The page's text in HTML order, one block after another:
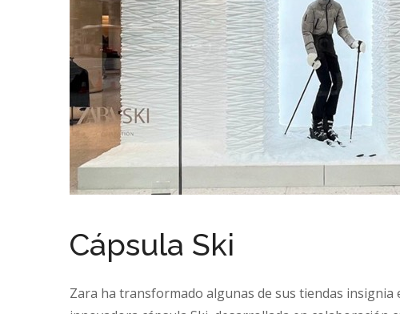
Cápsula Ski
Zara ha transformado algunas de sus tiendas